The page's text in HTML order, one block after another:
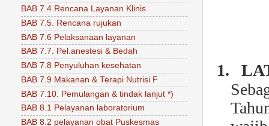
1.
BAB 7.4 Rencana Layanan Klinis
BAB 7.5. Rencana rujukan
BAB 7.6 Pelaksanaan layanan
BAB 7.7. Pel.anestesi & Bedah
BAB 7.8 Penyuluhan kesehatan
BAB 7.9 Makanan & Terapi Nutrisi F
BAB 7.10. Pemulangan & tindak lanjut *)
BAB 8.1 Pelayanan laboratorium
BAB 8.2 pelayanan obat Puskesmas